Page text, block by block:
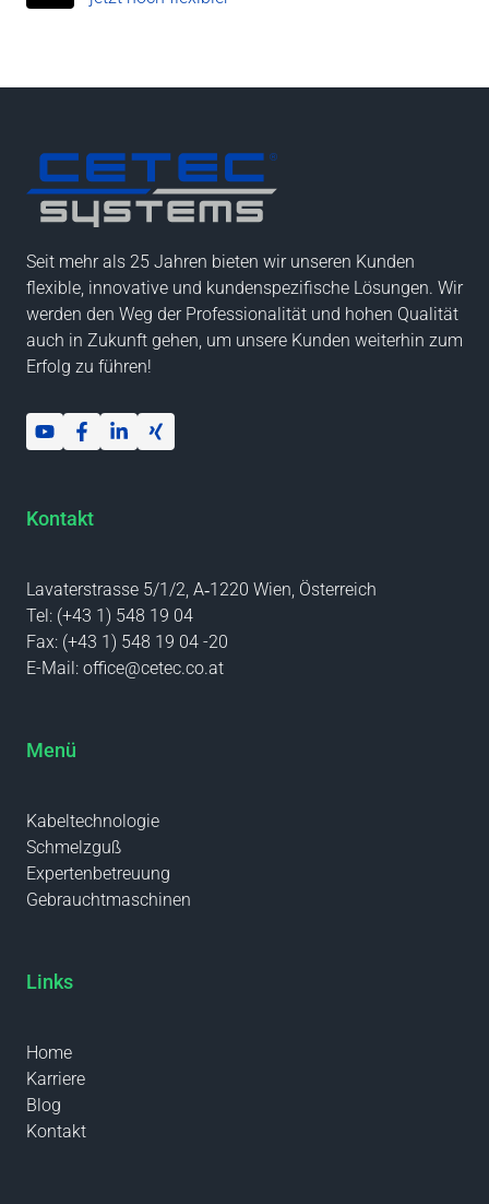
Seit mehr als 25 Jahren bieten wir unseren Kunden
flexible, innovative und kundenspezifische Lösungen. Wir
werden den Weg der Professionalität und hohen Qualität
auch in Zukunft gehen, um unsere Kunden weiterhin zum
Erfolg zu führen!
Kontakt
Lavaterstrasse 5/1/2, A‑1220 Wien, Österreich
Tel: (+43 1) 548 19 04
Fax: (+43 1) 548 19 04 -20
E-Mail: office@cetec.co.at
Menü
Kabeltechnologie
Schmelzguß
Expertenbetreuung
Gebrauchtmaschinen
Links
Home
Karriere
Blog
Kontakt